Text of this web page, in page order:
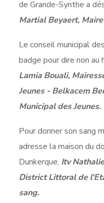
de Grande-Synthe a
Martial Beyaert,
Le conseil municipal
badge pour dire non au
Lamia Bouali,
Jeunes - Belkacem
Municipal des Jeunes.
Pour donner son sang
adresse la maison du
Dunkerque. Itv
District Littoral de
sang.